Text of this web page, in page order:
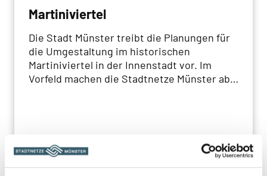
Martiniviertel
Die Stadt Münster treibt die Planungen für
die Umgestaltung im historischen
Martiniviertel in der Innenstadt vor. Im
Vorfeld machen die Stadtnetze Münster ab